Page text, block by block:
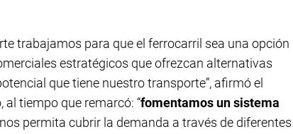
trabajamos para que el ferrocarril sea una opción
estratégicos que ofrezcan alternativas
que tiene nuestro transporte”, afirmó el
al tiempo que remarcó: “fomentamos un sistema
permita cubrir la demanda a través de diferentes